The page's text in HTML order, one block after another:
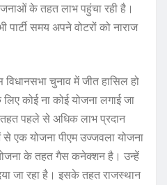
के तहत लाभ पहुंचा रही है।
समय अपने वोटरों को नाराज
विधानसभा चुनाव में जीत हासिल हो
कोई ना कोई योजना लगाई जा
पहले से अधिक लाभ प्रदान
एक योजना पीएम उज्जवला योजना
के तहत गैस कनेक्शन है। उन्हें
जा रहा है। इसके तहत राजस्थान